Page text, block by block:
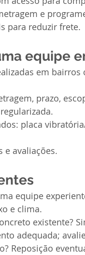
e
para reduzir frete.
equipe
em bairros
prazo,
placa
e avaliações.
equipe
e clima.
existente?
adequada;
Reposição